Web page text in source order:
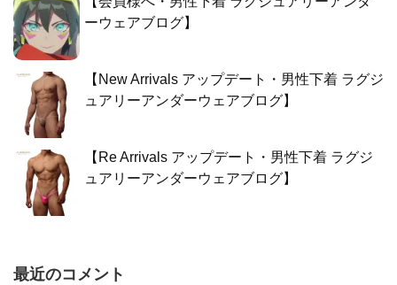
ーウェアブログ】
【New Arrivals アップデート・男性下着 ラグジ
ュアリーアンダーウェアブログ】
【Re Arrivals アップデート・男性下着 ラグジ
ュアリーアンダーウェアブログ】
最近のコメント